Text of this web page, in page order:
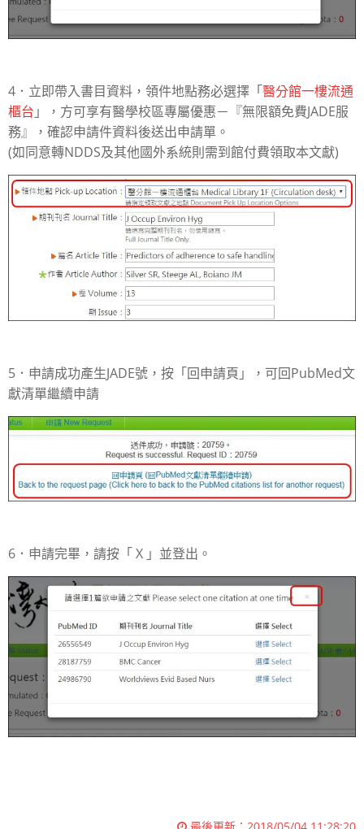
4．立即帶入書目資料，領件地點務必選擇「醫分館一樓流通
櫃台 」，方可享有醫學校區專屬優惠－『無限額免費JADE服
務』，確認申請件資料後送出申請單。
(如同意轉NDDS及其他國外系統則需到館付費領取本文獻)
5．申請成功產生JADE號，按「回申請頁」，可回PubMed文
獻清單繼續申請
6．申請完畢，請按「 X 」並登出。